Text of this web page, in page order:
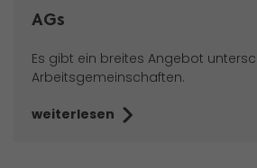
AGs
Es gibt ein breites Angebot
Arbeitsgemeinschaften.
weiterlesen